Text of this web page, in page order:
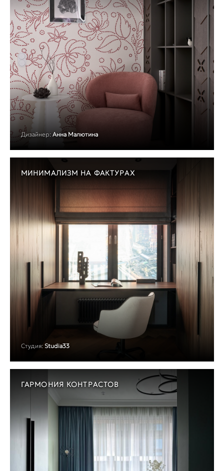
Дизайнер: Анна Малютина
МИНИМАЛИЗМ НА ФАКТУРАХ
Студия: Studia33
ГАРМОНИЯ КОНТРАСТОВ